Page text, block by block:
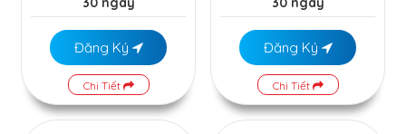
Đăng Ký
Chi Tiết
Đăng Ký
Chi Tiết